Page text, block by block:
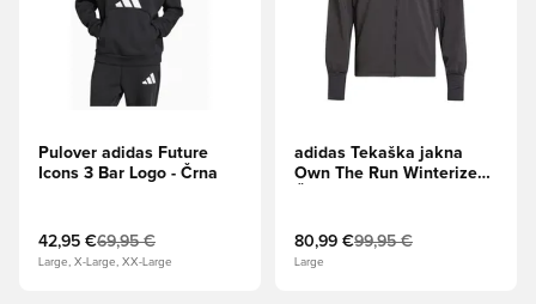
Pulover adidas Future
Icons 3 Bar Logo - Črna
42,95 €69,95 €
Large, X-Large, XX-Large
adidas Tekaška jakna
Own The Run Winterized -
80,99 €99,95 €
Large